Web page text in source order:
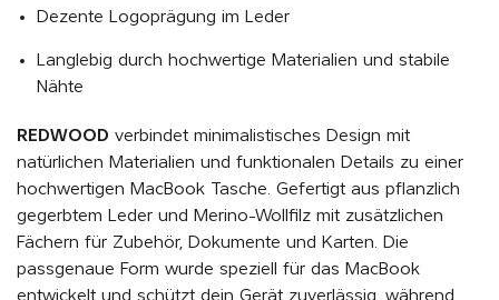
Dezente Logoprägung im Leder
Langlebig durch hochwertige Materialien und stabile
Nähte
REDWOOD verbindet minimalistisches Design mit
natürlichen Materialien und funktionalen Details zu einer
hochwertigen MacBook Tasche. Gefertigt aus pflanzlich
gegerbtem Leder und Merino-Wollfilz mit zusätzlichen
Fächern für Zubehör, Dokumente und Karten. Die
passgenaue Form wurde speziell für das MacBook
entwickelt und schützt dein Gerät zuverlässig, während